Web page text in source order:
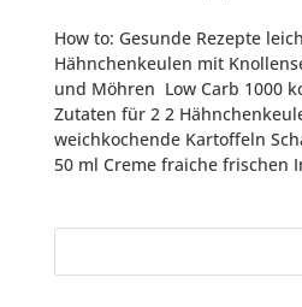
How to: Gesunde Rezepte
Hähnchenkeulen mit
und Möhren Low Carb 1000
Zutaten für 2 2
weichkochende Kartoffeln
50 ml Creme fraiche frischen